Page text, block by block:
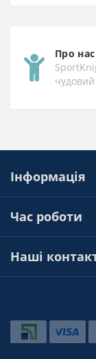
Про нас
Інформація
Час роботи
Наші